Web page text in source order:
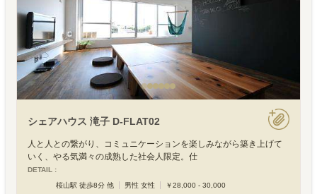
シェアハウス 滝子 D-FLAT02
人と人との繋がり、コミュニケーションを楽しみながら築き上げて
いく、やる気満々の成熟した社会人限定。仕
DETAIL :
桜山駅 徒歩8分 他
男性 女性 ￥28,000 - 30,000